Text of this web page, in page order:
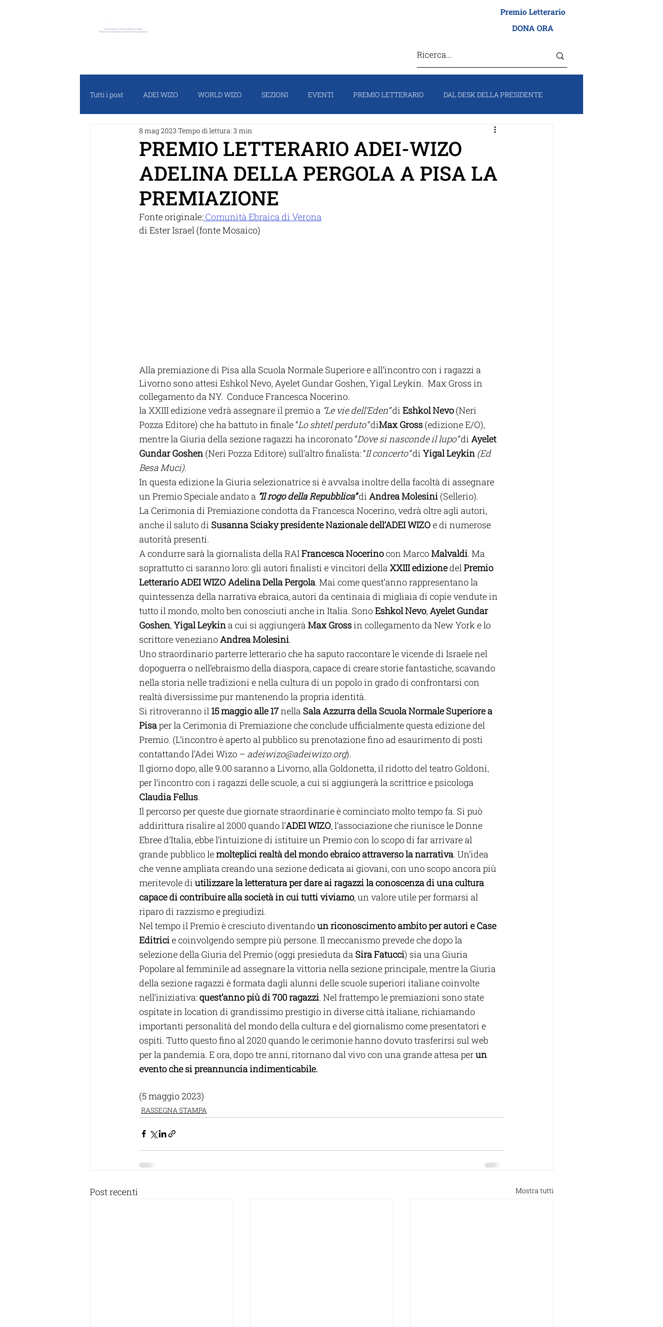
Premio Letterario
DONA ORA
Tutti i post ADEI WIZO WORLD WIZO SEZIONI EVENTI PREMIO LETTERARIO DAL DESK DELLA PRESIDENTE
RASSEGNA STAMPA PROGETTI CAMPAGNA VOCI DA ISRAELE
PREMIO LETTERARIO ADEI-WIZO
ADELINA DELLA PERGOLA A PISA LA
PREMIAZIONE
8 mag 2023 Tempo di lettura: 3 min
Fonte originale: Comunità Ebraica di Verona
di Ester Israel (fonte Mosaico)
Alla premiazione di Pisa alla Scuola Normale Superiore e all’incontro con i ragazzi a
Livorno sono attesi Eshkol Nevo, Ayelet Gundar Goshen, Yigal Leykin.  Max Gross in
collegamento da NY.  Conduce Francesca Nocerino.
la XXIII edizione vedrà assegnare il premio a “Le vie dell’Eden” di Eshkol Nevo (Neri
Pozza Editore) che ha battuto in finale “Lo shtetl perduto” diMax Gross (edizione E/O),
mentre la Giuria della sezione ragazzi ha incoronato “Dove si nasconde il lupo” di Ayelet
Gundar Goshen (Neri Pozza Editore) sull’altro finalista: “Il concerto” di Yigal Leykin (Ed
Besa Muci).
In questa edizione la Giuria selezionatrice si è avvalsa inoltre della facoltà di assegnare
un Premio Speciale andato a “Il rogo della Repubblica” di Andrea Molesini (Sellerio).
La Cerimonia di Premiazione condotta da Francesca Nocerino, vedrà oltre agli autori,
anche il saluto di Susanna Sciaky presidente Nazionale dell’ADEI WIZO e di numerose
autorità presenti.
A condurre sarà la giornalista della RAI Francesca Nocerino con Marco Malvaldi. Ma
soprattutto ci saranno loro: gli autori finalisti e vincitori della XXIII edizione del Premio
Letterario ADEI WIZO Adelina Della Pergola. Mai come quest’anno rappresentano la
quintessenza della narrativa ebraica, autori da centinaia di migliaia di copie vendute in
tutto il mondo, molto ben conosciuti anche in Italia. Sono Eshkol Nevo, Ayelet Gundar
Goshen, Yigal Leykin a cui si aggiungerà Max Gross in collegamento da New York e lo
scrittore veneziano Andrea Molesini.
Uno straordinario parterre letterario che ha saputo raccontare le vicende di Israele nel
dopoguerra o nell’ebraismo della diaspora, capace di creare storie fantastiche, scavando
nella storia nelle tradizioni e nella cultura di un popolo in grado di confrontarsi con
realtà diversissime pur mantenendo la propria identità.
Si ritroveranno il 15 maggio alle 17 nella Sala Azzurra della Scuola Normale Superiore a
Pisa per la Cerimonia di Premiazione che conclude ufficialmente questa edizione del
Premio. (L’incontro è aperto al pubblico su prenotazione fino ad esaurimento di posti
contattando l’Adei Wizo – adeiwizo@adeiwizo.org).
Il giorno dopo, alle 9.00 saranno a Livorno, alla Goldonetta, il ridotto del teatro Goldoni,
per l’incontro con i ragazzi delle scuole, a cui si aggiungerà la scrittrice e psicologa
Claudia Fellus.
Il percorso per queste due giornate straordinarie è cominciato molto tempo fa. Si può
addirittura risalire al 2000 quando l’ADEI WIZO, l’associazione che riunisce le Donne
Ebree d’Italia, ebbe l’intuizione di istituire un Premio con lo scopo di far arrivare al
grande pubblico le molteplici realtà del mondo ebraico attraverso la narrativa. Un’idea
che venne ampliata creando una sezione dedicata ai giovani, con uno scopo ancora più
meritevole di utilizzare la letteratura per dare ai ragazzi la conoscenza di una cultura
capace di contribuire alla società in cui tutti viviamo, un valore utile per formarsi al
riparo di razzismo e pregiudizi.
Nel tempo il Premio è cresciuto diventando un riconoscimento ambito per autori e Case
Editrici e coinvolgendo sempre più persone. Il meccanismo prevede che dopo la
selezione della Giuria del Premio (oggi presieduta da Sira Fatucci) sia una Giuria
Popolare al femminile ad assegnare la vittoria nella sezione principale, mentre la Giuria
della sezione ragazzi è formata dagli alunni delle scuole superiori italiane coinvolte
nell’iniziativa: quest’anno più di 700 ragazzi. Nel frattempo le premiazioni sono state
ospitate in location di grandissimo prestigio in diverse città italiane, richiamando
importanti personalità del mondo della cultura e del giornalismo come presentatori e
ospiti. Tutto questo fino al 2020 quando le cerimonie hanno dovuto trasferirsi sul web
per la pandemia. E ora, dopo tre anni, ritornano dal vivo con una grande attesa per un
evento che si preannuncia indimenticabile.
(5 maggio 2023)
RASSEGNA STAMPA
Post recenti Mostra tutti